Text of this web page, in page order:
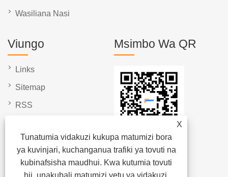
X
Tunatumia vidakuzi kukupa matumizi bora
ya kuvinjari, kuchanganua trafiki ya tovuti na
kubinafsisha maudhui. Kwa kutumia tovuti
hii, unakubali matumizi yetu ya vidakuzi.
Wasiliana Nasi
Viungo
Links
Sitemap
RSS
Sera ya Faragha
Msimbo Wa QR